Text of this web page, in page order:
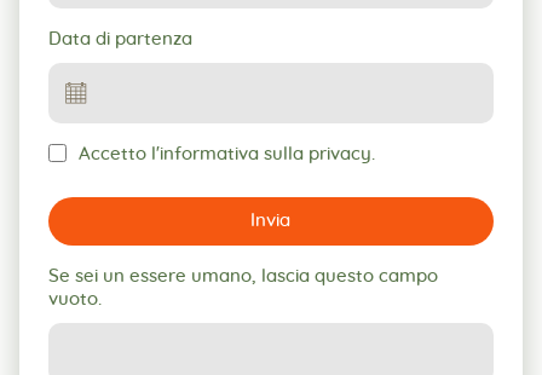
Data di partenza
Accetto l'informativa sulla privacy.
Invia
Se sei un essere umano, lascia questo campo
vuoto.